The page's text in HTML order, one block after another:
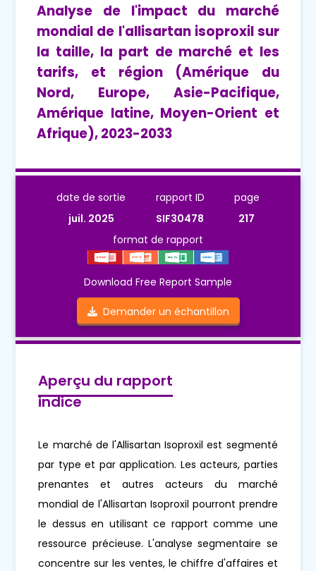
Analyse de l'impact du marché
mondial de l'allisartan isoproxil sur
la taille, la part de marché et les
tarifs, et région (Amérique du
Nord, Europe, Asie-Pacifique,
Amérique latine, Moyen-Orient et
Afrique), 2023-2033
date de sortie
juil. 2025
rapport ID
SIF30478
page
217
format de rapport
Download Free Report Sample
Demander un échantillon
Aperçu du rapport
indice
Le marché de l'Allisartan Isoproxil est segmenté
par type et par application. Les acteurs, parties
prenantes et autres acteurs du marché
mondial de l'Allisartan Isoproxil pourront prendre
le dessus en utilisant ce rapport comme une
ressource précieuse. L'analyse segmentaire se
concentre sur les ventes, le chiffre d'affaires et